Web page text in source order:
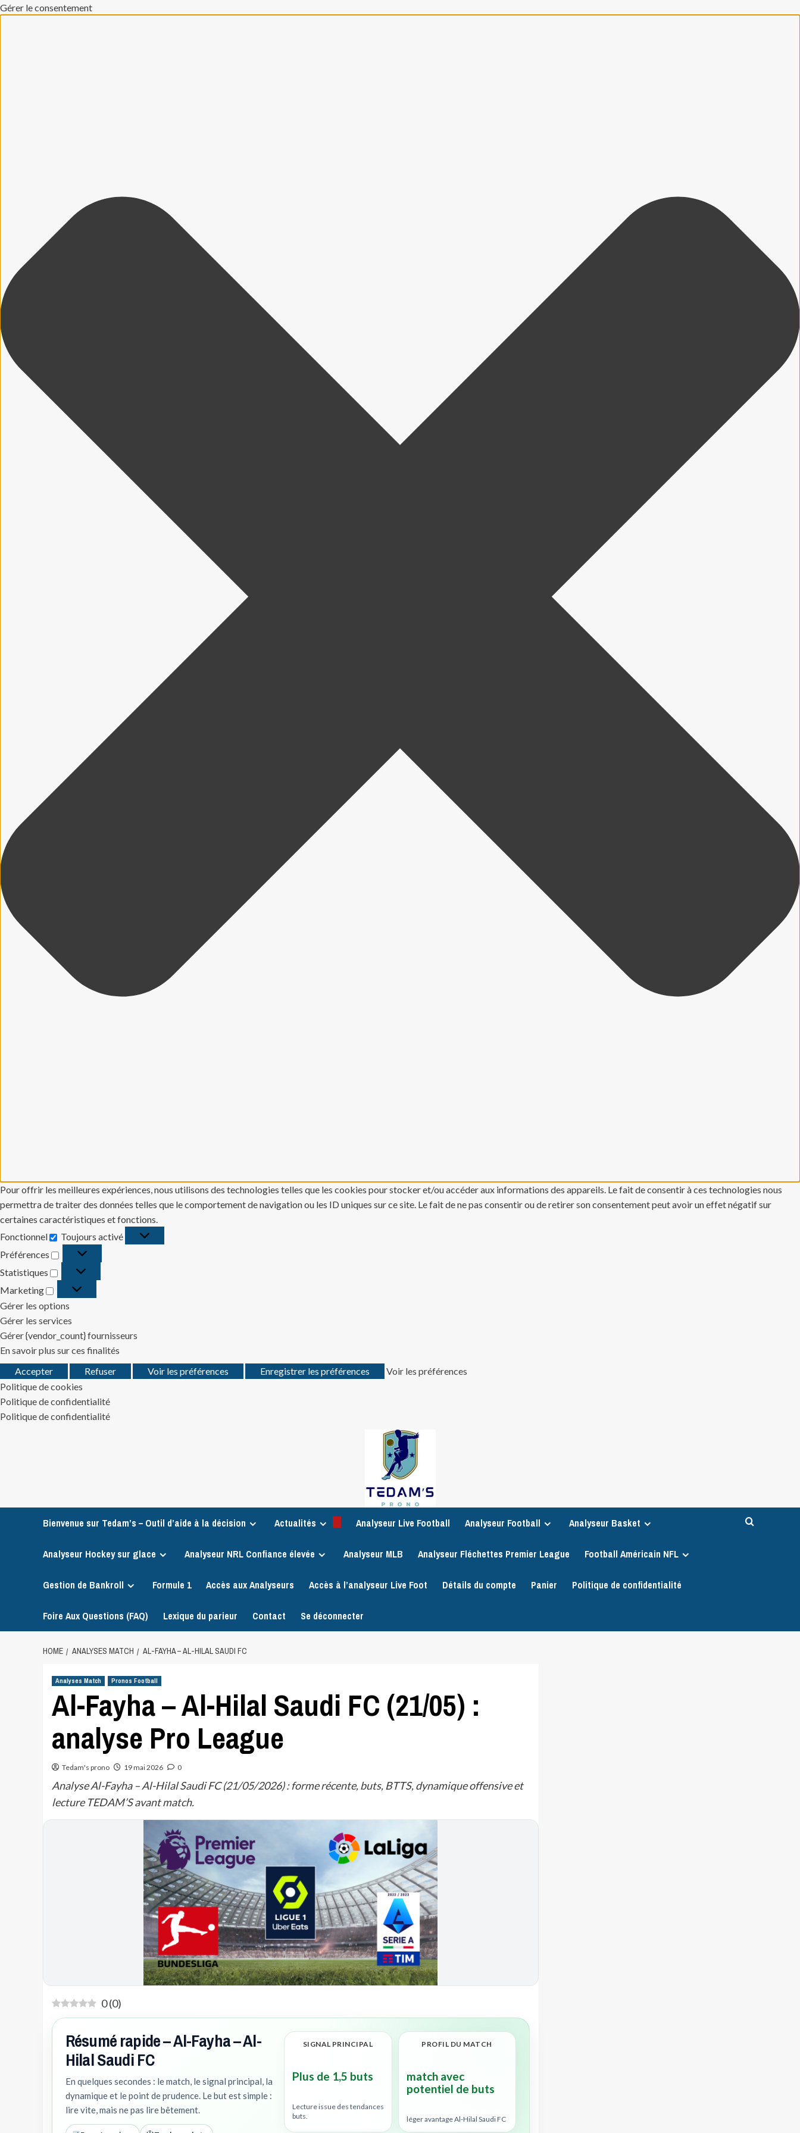
Gérer le consentement
Pour offrir les meilleures expériences, nous utilisons des technologies telles que les cookies pour stocker et/ou accéder aux informations des appareils. Le fait de consentir à ces technologies nous
permettra de traiter des données telles que le comportement de navigation ou les ID uniques sur ce site. Le fait de ne pas consentir ou de retirer son consentement peut avoir un effet négatif sur
certaines caractéristiques et fonctions.
Fonctionnel
Fonctionnel
Toujours activé
Préférences
Préférences
Statistiques
Statistiques
Marketing
Marketing
Gérer les options
Gérer les services
Gérer {vendor_count} fournisseurs
En savoir plus sur ces finalités
Accepter
Refuser Voir les préférences Enregistrer les préférences
Voir les préférences
Politique de cookies
Politique de confidentialité
Politique de confidentialité
Bienvenue sur Tedam’s – Outil d’aide à la décision Actualités Analyseur Live Football Analyseur Football Analyseur Basket
Analyseur Hockey sur glace Analyseur NRL Confiance élevée Analyseur MLB Analyseur Fléchettes Premier League Football Américain NFL
Gestion de Bankroll Formule 1 Accès aux Analyseurs Accès à l’analyseur Live Foot Détails du compte Panier Politique de confidentialité
Foire Aux Questions (FAQ) Lexique du parieur Contact Se déconnecter
HOME ANALYSES MATCH AL-FAYHA – AL-HILAL SAUDI FC
Analyses Match Pronos Football
Al-Fayha – Al-Hilal Saudi FC (21/05) :
analyse Pro League
Tedam's prono 19 mai 2026 0
Analyse Al-Fayha – Al-Hilal Saudi FC (21/05/2026) : forme récente, buts, BTTS, dynamique offensive et
lecture TEDAM’S avant match.
0(0)
Résumé rapide – Al-Fayha – Al-
Hilal Saudi FC
En quelques secondes : le match, le signal principal, la
dynamique et le point de prudence. Le but est simple :
lire vite, mais ne pas lire bêtement.
SIGNAL PRINCIPAL
Plus de 1,5 buts
Lecture issue des tendances
buts.
PROFIL DU MATCH
match avec
potentiel de buts
léger avantage Al-Hilal Saudi FC